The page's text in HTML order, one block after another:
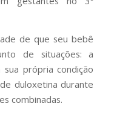
de que seu bebê
de situações: a
própria condição
duloxetina durante
combinadas.